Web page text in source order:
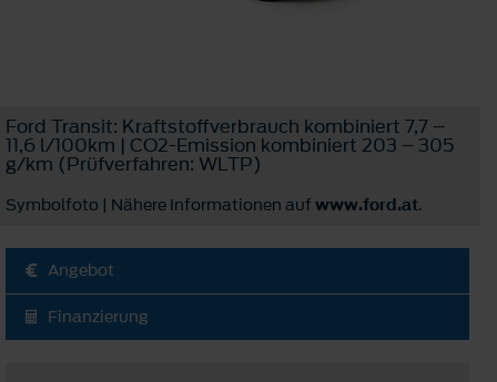
Ford Transit: Kraftstoffverbrauch kombiniert 7,7 –
11,6 l/100km | CO2-Emission kombiniert 203 – 305
g/km (Prüfverfahren: WLTP)
Symbolfoto | Nähere Informationen aufwww.ford.at.
Angebot
Finanzierung